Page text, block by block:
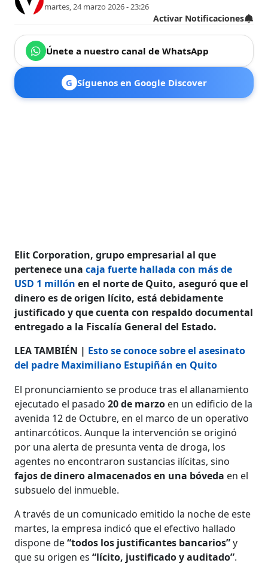
martes, 24 marzo 2026 - 23:26
Activar Notificaciones
Únete a nuestro canal de WhatsApp
G Síguenos en Google Discover
Elit Corporation, grupo empresarial al que
pertenece unacaja fuerte hallada con más de
USD 1 millón en el norte de Quito, aseguró que el
dinero es de origen lícito, está debidamente
justificado y que cuenta con respaldo documental
entregado a la Fiscalía General del Estado.
LEA TAMBIÉN | Esto se conoce sobre el asesinato
del padre Maximiliano Estupiñán en Quito
El pronunciamiento se produce tras el allanamiento
ejecutado el pasado20 de marzo en un edificio de la
avenida 12 de Octubre, en el marco de un operativo
antinarcóticos. Aunque la intervención se originó
por una alerta de presunta venta de droga, los
agentes no encontraron sustancias ilícitas, sino
fajos de dinero almacenados en una bóveda en el
subsuelo del inmueble.
A través de un comunicado emitido la noche de este
martes, la empresa indicó que el efectivo hallado
dispone de“todos los justificantes bancarios”y
que su origen es“lícito, justificado y auditado”.